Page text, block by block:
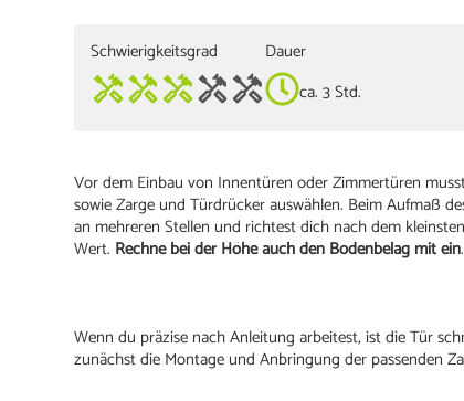
Schwierigkeitsgrad
Dauer
ca. 3 Std.
Vor dem Einbau von Innentüren oder Zimmertüren
sowie Zarge und Türdrücker auswählen. Beim Aufmaß
an mehreren Stellen und richtest dich nach dem
Wert. Rechne bei der Höhe auch den Bodenbelag mit ein.
Wenn du präzise nach Anleitung arbeitest, ist die Tür
zunächst die Montage und Anbringung der passenden